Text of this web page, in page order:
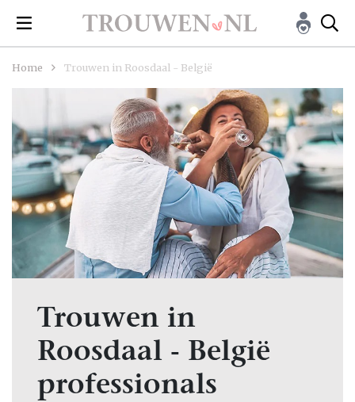
Home Trouwen in Roosdaal - België
Trouwen in
Roosdaal - België
professionals